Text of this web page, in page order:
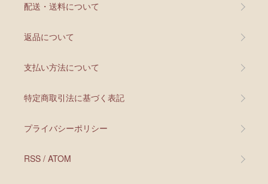
配送・送料について
返品について
支払い方法について
特定商取引法に基づく表記
プライバシーポリシー
RSS / ATOM